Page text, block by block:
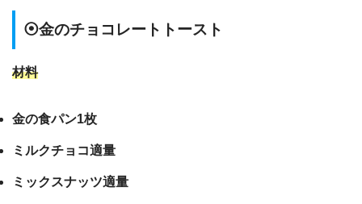
⦿金のチョコレートトースト
材料
金の食パン1枚
ミルクチョコ適量
ミックスナッツ適量